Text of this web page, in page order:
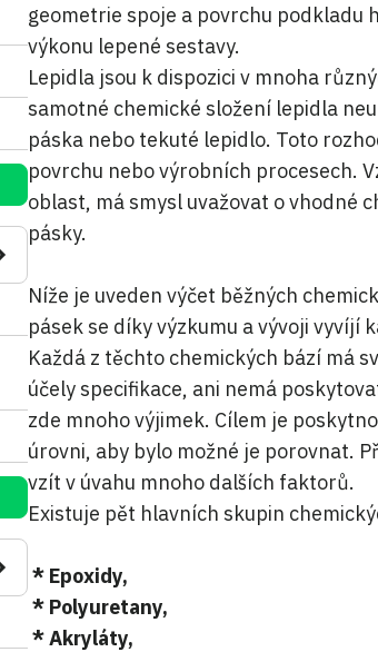
geometrie spoje a povrchu podkladu
výkonu lepené sestavy.
Lepidla jsou k dispozici v mnoha
samotné chemické složení lepidla
páska nebo tekuté lepidlo. Toto
povrchu nebo výrobních procesech.
oblast, má smysl uvažovat o vhodné
pásky.
Níže je uveden výčet běžných
pásek se díky výzkumu a vývoji vyvíjí
Každá z těchto chemických bází má
účely specifikace, ani nemá
zde mnoho výjimek. Cílem je
úrovni, aby bylo možné je porovnat.
vzít v úvahu mnoho dalších faktorů.
Existuje pět hlavních skupin
* Epoxidy,
* Polyuretany,
* Akryláty,